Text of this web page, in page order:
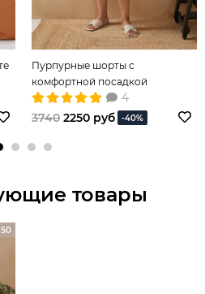
Пурпурные шорты с
комфортной посадкой
4
3740 2250 руб -40%
товары
50